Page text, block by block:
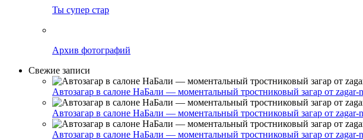
Ты супер стар
Архив фотографий
Свежие записи
Автозагар в салоне НаБали — моментальный тростниковый загар от zagar-
Автозагар в салоне НаБали — моментальный тростниковый загар от zagar-
Автозагар в салоне НаБали — моментальный тростниковый загар от zagar-